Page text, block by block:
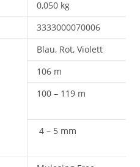
0,050 kg
3333000070006
Blau, Rot, Violett
106 m
100 – 119 m
4 – 5 mm